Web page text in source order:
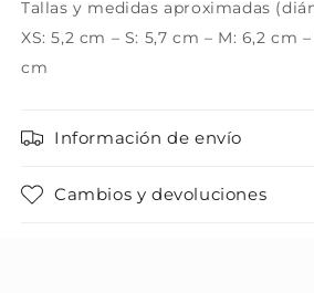
Tallas y medidas aproximadas
XS: 5,2 cm – S: 5,7 cm – M: 6,2 cm –
cm
Información de envío
Cambios y devoluciones